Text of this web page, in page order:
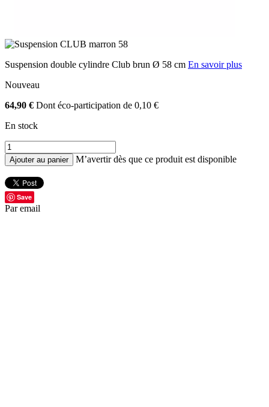
Suspension double cylindre Club brun Ø 58 cm En savoir plus
Nouveau
64,90 € Dont éco-participation de 0,10 €
En stock
Ajouter au panier M’avertir dès que ce produit est disponible
Save
Par email